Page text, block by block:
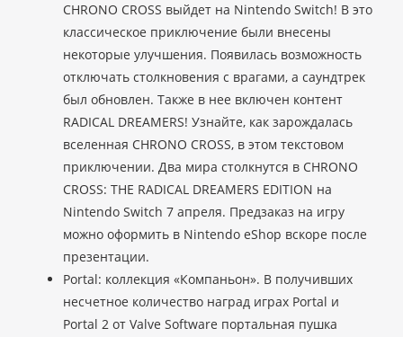
CHRONO CROSS выйдет на Nintendo Switch! В это
классическое приключение были внесены
некоторые улучшения. Появилась возможность
отключать столкновения с врагами, а саундтрек
был обновлен. Также в нее включен контент
RADICAL DREAMERS! Узнайте, как зарождалась
вселенная CHRONO CROSS, в этом текстовом
приключении. Два мира столкнутся в CHRONO
CROSS: THE RADICAL DREAMERS EDITION на
Nintendo Switch 7 апреля. Предзаказ на игру
можно оформить в Nintendo eShop вскоре после
презентации.
Portal: коллекция «Компаньон». В получивших
несчетное количество наград играх Portal и
Portal 2 от Valve Software портальная пушка